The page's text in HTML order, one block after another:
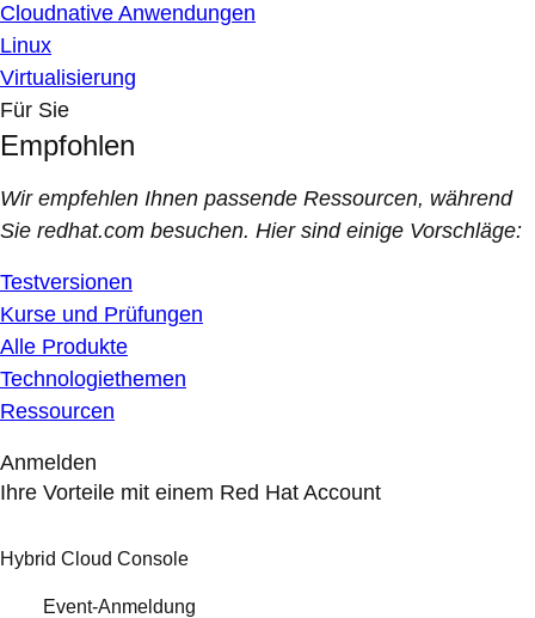
Cloudnative Anwendungen
Linux
Virtualisierung
Für Sie
Empfohlen
Wir empfehlen Ihnen passende Ressourcen, während
Sie redhat.com besuchen. Hier sind einige Vorschläge:
Testversionen
Kurse und Prüfungen
Alle Produkte
Technologiethemen
Ressourcen
Anmelden
Ihre Vorteile mit einem Red Hat Account
Hybrid Cloud Console
Event-Anmeldung